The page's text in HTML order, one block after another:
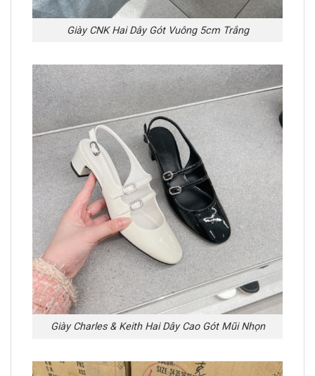
Giày CNK Hai Dây Gót Vuông 5cm Trắng
Giày Charles & Keith Hai Dây Cao Gót Mũi Nhọn